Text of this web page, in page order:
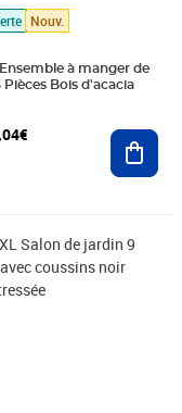
Nouv.
à manger de
Pièces Bois d'acacia